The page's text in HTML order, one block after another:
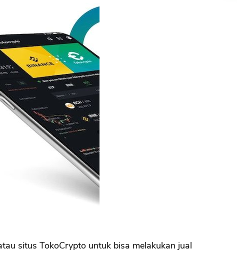
situs TokoCrypto untuk bisa melakukan jual
OK
CANCEL